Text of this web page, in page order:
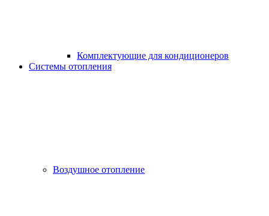
Комплектующие для кондиционеров
Системы отопления
Воздушное отопление